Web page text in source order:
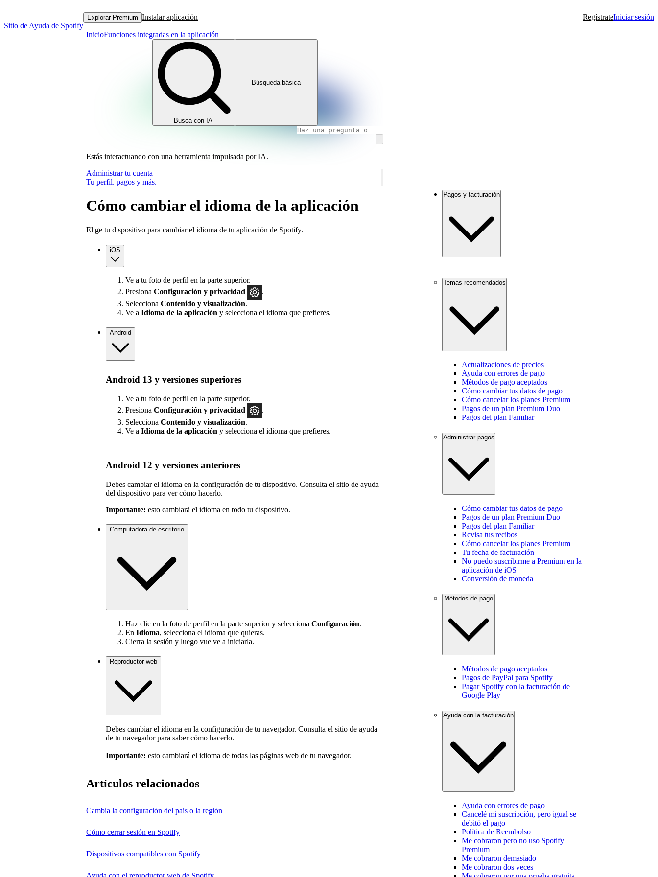
Sitio de Ayuda de Spotify
Explorar Premium Instalar aplicación RegístrateIniciar sesión
InicioFunciones integradas en la aplicación
Busca con IA
Búsqueda básica
Estás interactuando con una herramienta impulsada por IA.
Administrar tu cuenta
Tu perfil, pagos y más.
Cómo cambiar el idioma de la aplicación
Elige tu dispositivo para cambiar el idioma de tu aplicación de Spotify.
iOS
Ve a tu foto de perfil en la parte superior.
Presiona Configuración y privacidad
.
Selecciona Contenido y visualización.
Ve a Idioma de la aplicación y selecciona el idioma que prefieres.
Android
Android 13 y versiones superiores
Ve a tu foto de perfil en la parte superior.
Presiona Configuración y privacidad
.
Selecciona Contenido y visualización.
Ve a Idioma de la aplicación y selecciona el idioma que prefieres.
Android 12 y versiones anteriores
Debes cambiar el idioma en la configuración de tu dispositivo. Consulta el sitio de ayuda
del dispositivo para ver cómo hacerlo.
Importante: esto cambiará el idioma en todo tu dispositivo.
Computadora de escritorio
Haz clic en la foto de perfil en la parte superior y selecciona Configuración.
En Idioma, selecciona el idioma que quieras.
Cierra la sesión y luego vuelve a iniciarla.
Reproductor web
Debes cambiar el idioma en la configuración de tu navegador. Consulta el sitio de ayuda
de tu navegador para saber cómo hacerlo.
Importante: esto cambiará el idioma de todas las páginas web de tu navegador.
Artículos relacionados
Cambia la configuración del país o la región
Cómo cerrar sesión en Spotify
Dispositivos compatibles con Spotify
Pagos y facturación
Temas recomendados
Actualizaciones de precios
Ayuda con errores de pago
Métodos de pago aceptados
Cómo cambiar tus datos de pago
Cómo cancelar los planes Premium
Pagos de un plan Premium Duo
Pagos del plan Familiar
Administrar pagos
Cómo cambiar tus datos de pago
Pagos de un plan Premium Duo
Pagos del plan Familiar
Revisa tus recibos
Cómo cancelar los planes Premium
Tu fecha de facturación
No puedo suscribirme a Premium en la
aplicación de iOS
Conversión de moneda
Métodos de pago aceptados
Pagos de PayPal para Spotify
Pagar Spotify con la facturación de
Google Play
Ayuda con la facturación
Ayuda con errores de pago
Cancelé mi suscripción, pero igual se
debitó el pago
Política de Reembolso
Me cobraron pero no uso Spotify
Premium
Me cobraron demasiado
Me cobraron dos veces